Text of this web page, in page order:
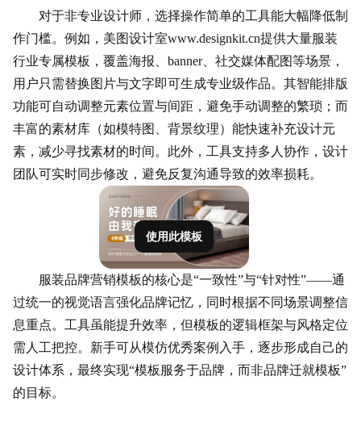
对于非专业设计师，选择操作简单的工具能大幅降低制
作门槛。例如，美图设计室www.designkit.cn提供大量服装
行业专属模板，覆盖海报、banner、社交媒体配图等场景，
用户只需替换图片与文字即可生成专业级作品。其智能排版
功能可自动调整元素位置与间距，避免手动调整的繁琐；而
丰富的素材库（如模特图、背景纹理）能快速补充设计元
素，减少寻找素材的时间。此外，工具支持多人协作，设计
团队可实时同步修改，避免反复沟通导致的效率损耗。
使用此模板
服装品牌营销模板的核心是“一致性”与“针对性”——通
过统一的视觉语言强化品牌记忆，同时根据不同场景调整信
息重点。工具虽能提升效率，但模板的逻辑框架与风格定位
需人工把控。新手可从模仿优秀案例入手，逐步形成自己的
设计体系，最终实现“模板服务于品牌，而非品牌迁就模板”
的目标。